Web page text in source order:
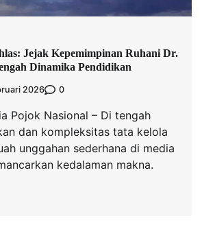
Jejak Kepemimpinan Ruhani Dr.
Dinamika Pendidikan
2026 0
Pojok Nasional – Di tengah
dan kompleksitas tata kelola
unggahan sederhana di media
kedalaman makna.